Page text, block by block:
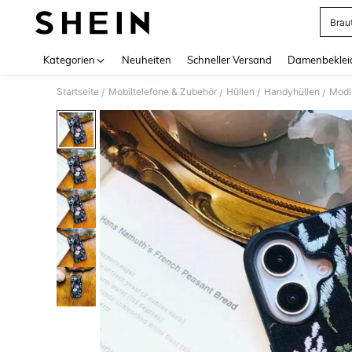
Kategorien Neuheiten Schneller Versand
Startseite / Mobiltelefone & Zubehör / Hüllen / Handyhüllen /